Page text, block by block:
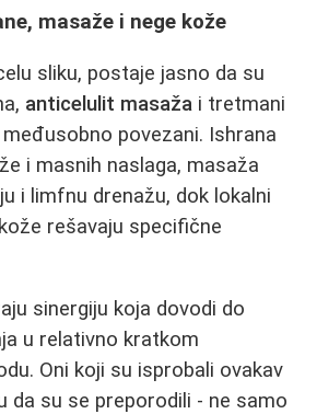
masaže i nege kože
sliku, postaje jasno da su
anticelulit masaža i tretmani
međusobno povezani. Ishrana
i masnih naslaga, masaža
i limfnu drenažu, dok lokalni
rešavaju specifične
sinergiju koja dovodi do
u relativno kratkom
Oni koji su isprobali ovakav
da su se preporodili - ne samo